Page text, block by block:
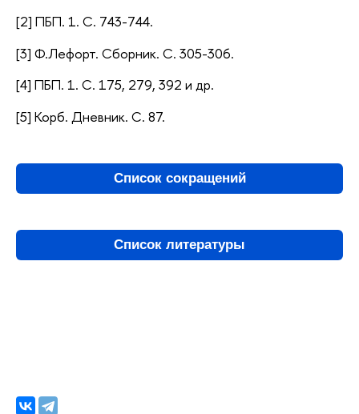
[2] ПБП. 1. С. 743-744.
[3] Ф.Лефорт. Сборник. С. 305-306.
[4] ПБП. 1. С. 175, 279, 392 и др.
[5] Корб. Дневник. С. 87.
Список сокращений
Список литературы